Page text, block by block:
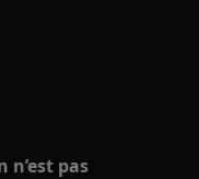
n’est pas